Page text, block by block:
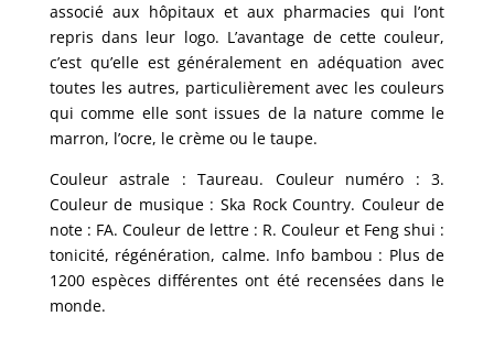
associé aux hôpitaux et aux pharmacies qui l’ont
repris dans leur logo. L’avantage de cette couleur,
c’est qu’elle est généralement en adéquation avec
toutes les autres, particulièrement avec les couleurs
qui comme elle sont issues de la nature comme le
marron, l’ocre, le crème ou le taupe.
Couleur astrale : Taureau. Couleur numéro : 3.
Couleur de musique : Ska Rock Country. Couleur de
note : FA. Couleur de lettre : R. Couleur et Feng shui :
tonicité, régénération, calme. Info bambou : Plus de
1200 espèces différentes ont été recensées dans le
monde.